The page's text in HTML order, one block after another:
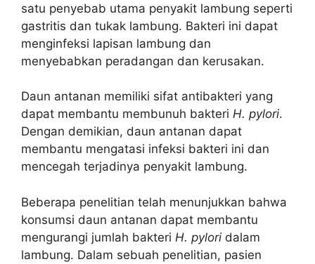
satu penyebab utama penyakit lambung seperti
gastritis dan tukak lambung. Bakteri ini dapat
menginfeksi lapisan lambung dan
menyebabkan peradangan dan kerusakan.
Daun antanan memiliki sifat antibakteri yang
dapat membantu membunuh bakteri H. pylori.
Dengan demikian, daun antanan dapat
membantu mengatasi infeksi bakteri ini dan
mencegah terjadinya penyakit lambung.
Beberapa penelitian telah menunjukkan bahwa
konsumsi daun antanan dapat membantu
mengurangi jumlah bakteri H. pylori dalam
lambung. Dalam sebuah penelitian, pasien